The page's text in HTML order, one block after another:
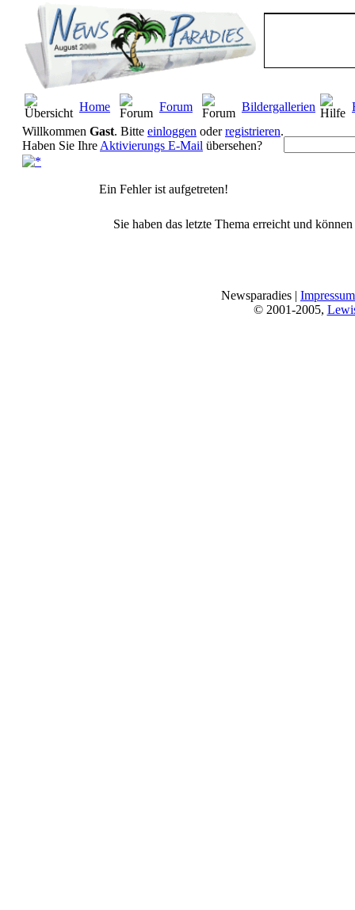
Home Forum Bildergallerien
Willkommen Gast. Bitte einloggen oderregistrieren.
Haben Sie Ihre Aktivierungs E-Mail übersehen?
Ein Fehler ist aufgetreten!
Sie haben das letzte Thema erreicht und
Newsparadies | Impressum
© 2001-2005,